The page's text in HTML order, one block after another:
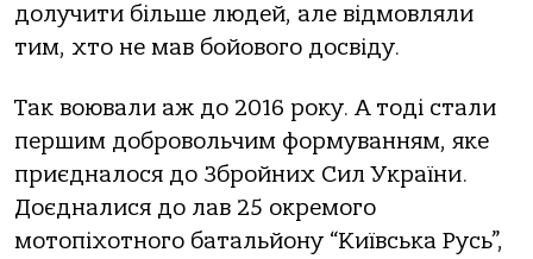
долучити більше людей, але відмовляли
тим, хто не мав бойового досвіду.
Так воювали аж до 2016 року. А тоді стали
першим добровольчим формуванням, яке
приєдналося до Збройних Сил України.
Доєдналися до лав 25 окремого
мотопіхотного батальйону “Київська Русь”,